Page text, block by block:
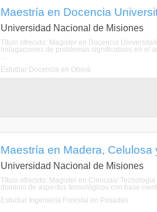
Maestría en Docencia
Universidad Nacional de Misiones
Título ofrecido: Magister en Docencia
indagaciones de problemas significativos en el
...
Estudiar Docencia en Oberá
Maestría en Madera,
Universidad Nacional de Misiones
Título ofrecido: Magister en Ciencias/
dominio de aspectos tecnológicos con base
Estudiar Ingeniería Forestal en Posadas